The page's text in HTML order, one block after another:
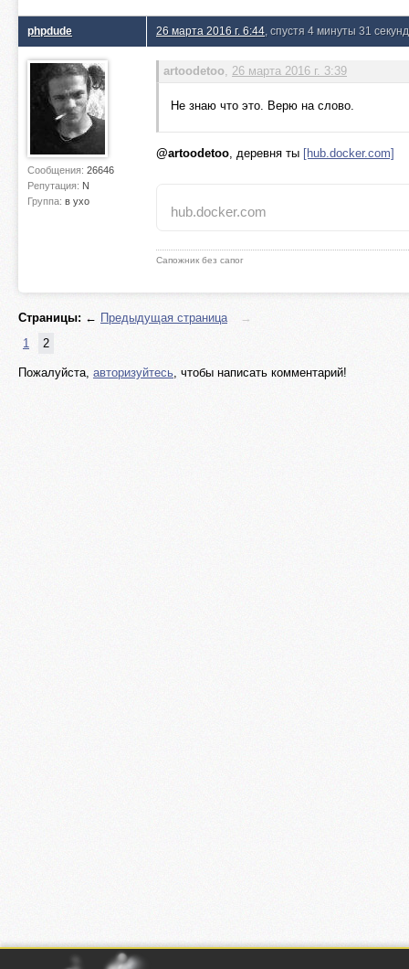
phpdude
Сообщения: 26646
Репутация: N
Группа: в ухо
26 марта 2016 г. 6:44 , спустя 4 минуты 31
artoodetoo, 26 марта 2016 г. 3:39
Не знаю что это. Верю на слово.
@artoodetoo, деревня ты [hub.docker.com]
hub.docker.com
Сапожник без сапог
Страницы: ← Предыдущая страница
→
1
2
Пожалуйста, авторизуйтесь, чтобы написать комментарий!